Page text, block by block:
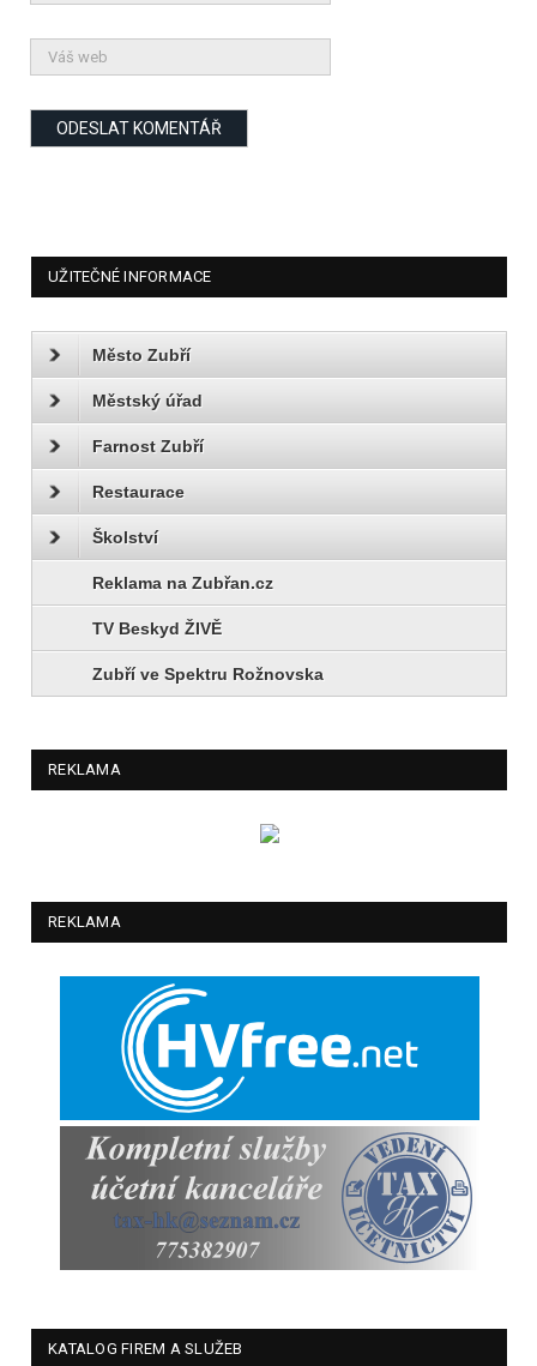
UŽITEČNÉ INFORMACE
Město Zubří
Městský úřad
Farnost Zubří
Restaurace
Školství
Reklama na Zubřan.cz
TV Beskyd ŽIVĚ
Zubří ve Spektru Rožnovska
REKLAMA
REKLAMA
KATALOG FIREM A SLUŽEB